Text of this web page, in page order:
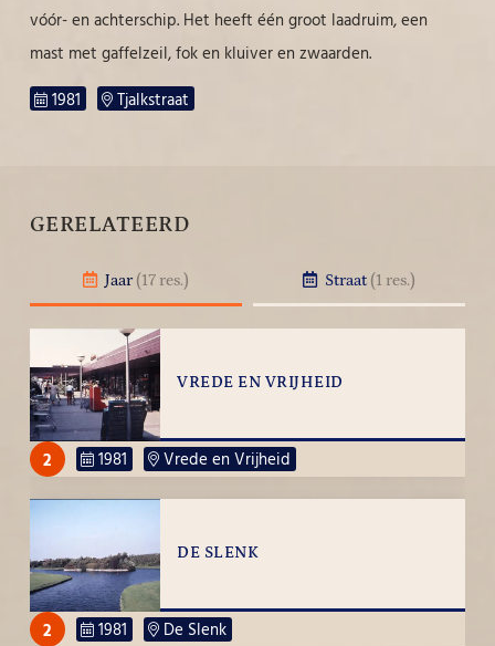
vóór- en achterschip. Het heeft één groot laadruim, een
mast met gaffelzeil, fok en kluiver en zwaarden.
1981
Tjalkstraat
GERELATEERD
Jaar (17 res.) Straat (1 res.)
VREDE EN VRIJHEID
2 1981 Vrede en Vrijheid
DE SLENK
2 1981 De Slenk